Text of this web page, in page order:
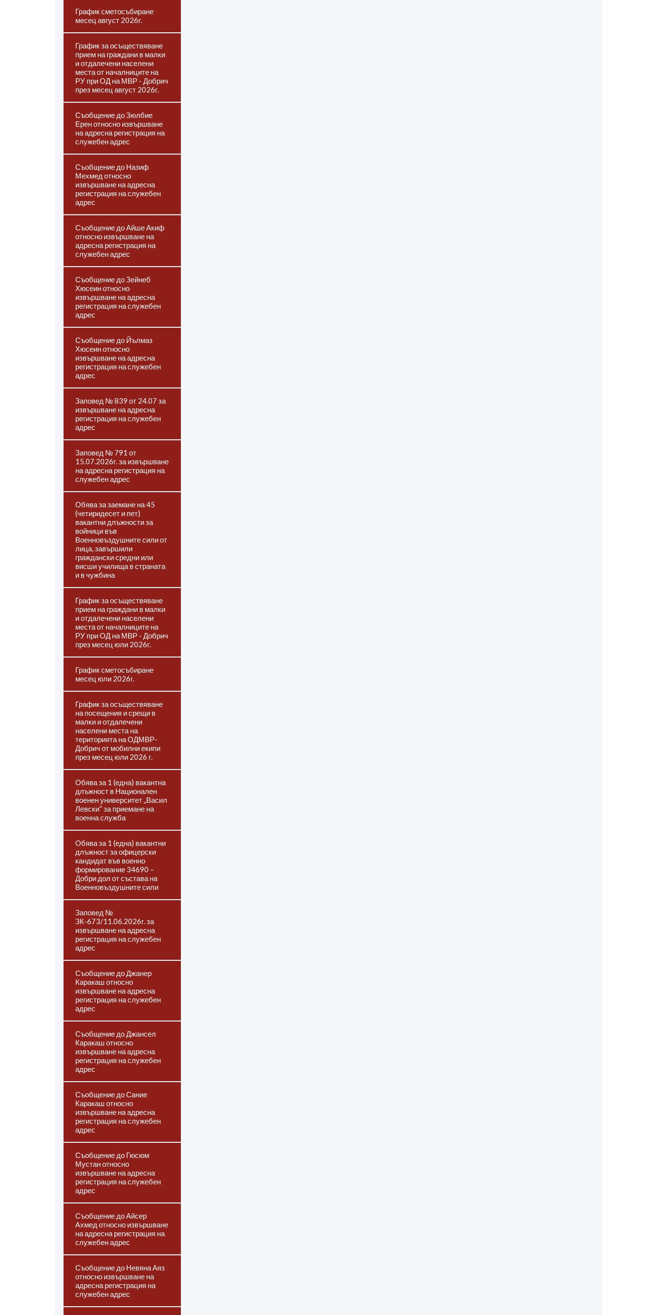
График сметосъбиране
месец август 2026г.
График за осъществяване
прием на граждани в малки
и отдалечени населени
места от началниците на
РУ при ОД на МВР - Добрич
през месец август 2026г.
Съобщение до Зюлбие
Ерен относно извършване
на адресна регистрация на
служебен адрес
Съобщение до Назиф
Мехмед относно
извършване на адресна
регистрация на служебен
адрес
Съобщение до Айше Акиф
относно извършване на
адресна регистрация на
служебен адрес
Съобщение до Зейнеб
Хюсеин относно
извършване на адресна
регистрация на служебен
адрес
Съобщение до Йълмаз
Хюсеин относно
извършване на адресна
регистрация на служебен
адрес
Заповед № 839 от 24.07 за
извършване на адресна
регистрация на служебен
адрес
Заповед № 791 от
15.07.2026г. за извършване
на адресна регистрация на
служебен адрес
Обява за заемане на 45
(четиридесет и пет)
вакантни длъжности за
войници във
Военновъздушните сили от
лица, завършили
граждански средни или
висши училища в страната
и в чужбина
График за осъществяване
прием на граждани в малки
и отдалечени населени
места от началниците на
РУ при ОД на МВР - Добрич
през месец юли 2026г.
График сметосъбиране
месец юли 2026г.
График за осъществяване
на посещения и срещи в
малки и отдалечени
населени места на
територията на ОДМВР-
Добрич от мобилни екипи
през месец юли 2026 г.
Обява за 1 (една) вакантна
длъжност в Национален
военен университет „Васил
Левски“ за приемане на
военна служба
Обява за 1 (една) вакантни
длъжност за офицерски
кандидат във военно
формирование 34690 –
Добри дол от състава на
Военновъздушните сили
Заповед №
ЗК-673/11.06.2026г. за
извършване на адресна
регистрация на служебен
адрес
Съобщение до Джанер
Каракаш относно
извършване на адресна
регистрация на служебен
адрес
Съобщение до Джансел
Каракаш относно
извършване на адресна
регистрация на служебен
адрес
Съобщение до Сание
Каракаш относно
извършване на адресна
регистрация на служебен
адрес
Съобщение до Гюсюм
Мустан относно
извършване на адресна
регистрация на служебен
адрес
Съобщение до Айсер
Ахмед относно извършване
на адресна регистрация на
служебен адрес
Съобщение до Невяна Аяз
относно извършване на
адресна регистрация на
служебен адрес